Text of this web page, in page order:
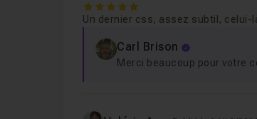
5
Un dernier css, assez subtil, celui-
Carl Brison
Merci beaucoup pour votre